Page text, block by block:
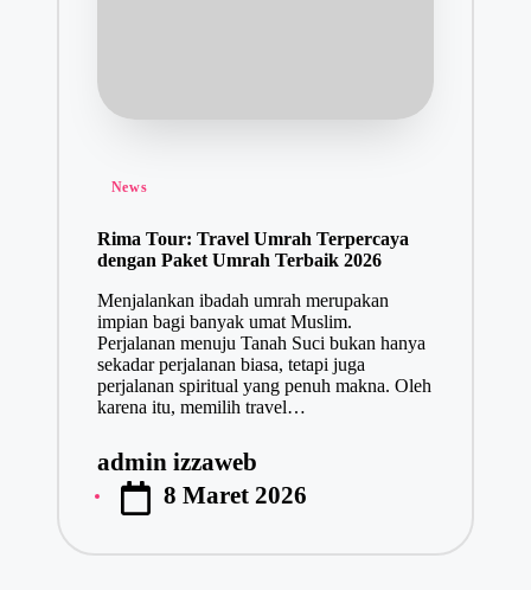
Posted
News
Rima Tour: Travel Umrah Terpercaya
dengan Paket Umrah Terbaik 2026
Menjalankan ibadah umrah merupakan
impian bagi banyak umat Muslim.
Perjalanan menuju Tanah Suci bukan hanya
sekadar perjalanan biasa, tetapi juga
perjalanan spiritual yang penuh makna. Oleh
karena itu, memilih travel…
Posted
by
admin izzaweb
8 Maret 2026